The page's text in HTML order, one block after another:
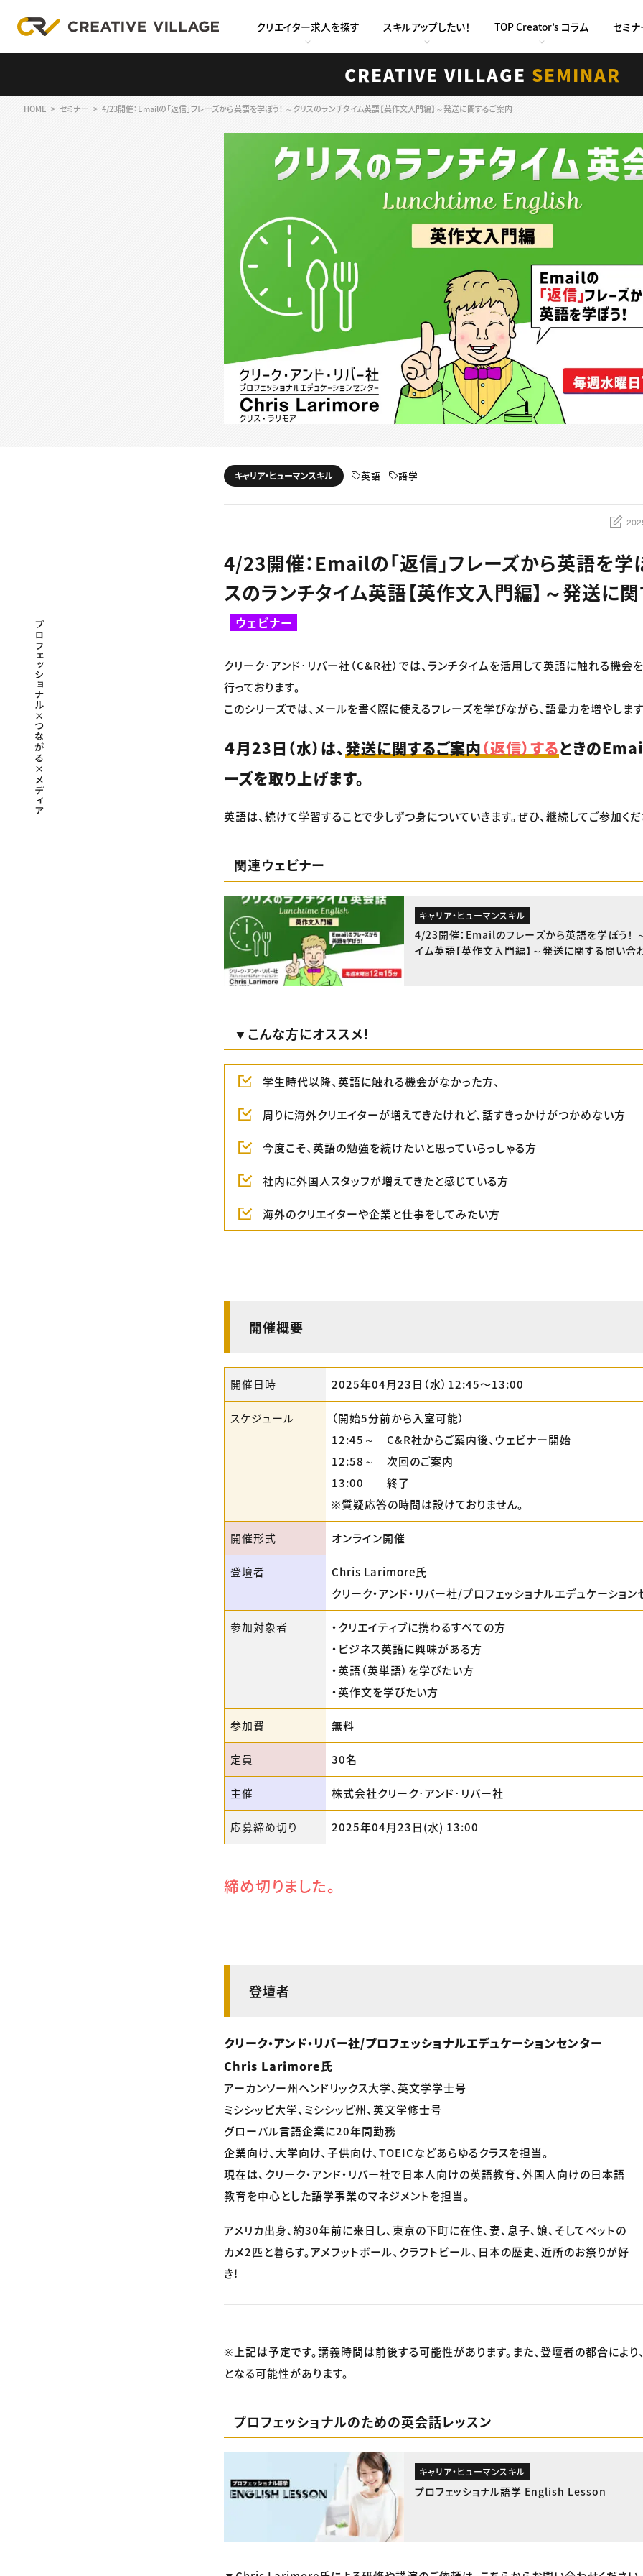
クリエイター求人を探す スキルアップしたい！ TOP Creator’s コラム セミ
CREATIVE VILLAGE SEMINAR
HOME セミナー 4/23開催：Emailの「返信」フレーズから英語を学ぼう！ ～クリスのランチタイム英語【英作文入門編】～発送に関するご案内
プロフェッショナル×つながる×メディア
キャリア・ヒューマンスキル 英語 語学
4/23開催：Emailの「返信」フレーズから英語を学
スのランチタイム英語【英作文入門編】～発送に
ウェビナー
クリーク･アンド･リバー社（C&R社）では、ランチタイムを活用して英語に触れる機会
行っております。
このシリーズでは、メールを書く際に使えるフレーズを学びながら、語彙力を増やします
４月23日（水）は、発送に関するご案内（返信）するときの
ーズを取り上げます。
英語は、続けて学習することで少しずつ身についていきます。ぜひ、継続してご参加くだ
関連ウェビナー
キャリア・ヒューマンスキル
4/23開催：Emailのフレーズから英語を学ぼう！
イム英語【英作文入門編】～発送に関する問い合
▼こんな方にオススメ！
学生時代以降、英語に触れる機会がなかった方、
周りに海外クリエイターが増えてきたけれど、話すきっかけがつかめない方
今度こそ、英語の勉強を続けたいと思っていらっしゃる方
社内に外国人スタッフが増えてきたと感じている方
海外のクリエイターや企業と仕事をしてみたい方
開催概要
開催日時 2025年04月23日（水）12:45〜13:00
スケジュール
（開始5分前から入室可能）
12:45～ C&R社からご案内後、ウェビナー開始
12:58～ 次回のご案内
13:00 終了
※質疑応答の時間は設けておりません。
開催形式 オンライン開催
登壇者
Chris Larimore氏
クリーク・アンド・リバー社/プロフェッショナルエデュケーション
参加対象者
・クリエイティブに携わるすべての方
・ビジネス英語に興味がある方
・英語（英単語）を学びたい方
・英作文を学びたい方
参加費 無料
定員 30名
主催 株式会社クリーク･アンド･リバー社
応募締め切り 2025年04月23日(水) 13:00
締め切りました。
登壇者
クリーク・アンド・リバー社/プロフェッショナルエデュケーションセンター
Chris Larimore氏
アーカンソー州ヘンドリックス大学、英文学学士号
ミシシッピ大学、ミシシッピ州、英文学修士号
グローバル言語企業に20年間勤務
企業向け、大学向け、子供向け、TOEICなどあらゆるクラスを担当。
現在は、クリーク・アンド・リバー社で日本人向けの英語教育、外国人向けの日本語
教育を中心とした語学事業のマネジメントを担当。
アメリカ出身、約30年前に来日し、東京の下町に在住、妻、息子、娘、そしてペットの
カメ2匹と暮らす。アメフットボール、クラフトビール、日本の歴史、近所のお祭りが好
き!
※上記は予定です。講義時間は前後する可能性があります。また、登壇者の都合によ
となる可能性があります。
プロフェッショナルのための英会話レッスン
キャリア・ヒューマンスキル
プロフェッショナル語学 English Lesson